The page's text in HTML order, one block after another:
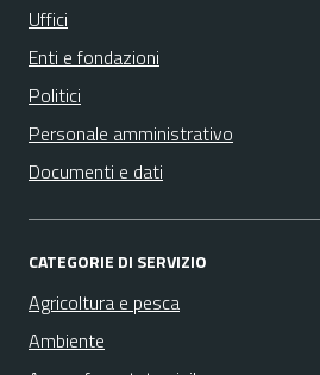
Uffici
Enti e fondazioni
Politici
Personale amministrativo
Documenti e dati
CATEGORIE DI SERVIZIO
Agricoltura e pesca
Ambiente